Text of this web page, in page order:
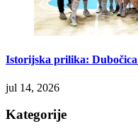
Istorijska prilika:
jul 14, 2026
Kategorije